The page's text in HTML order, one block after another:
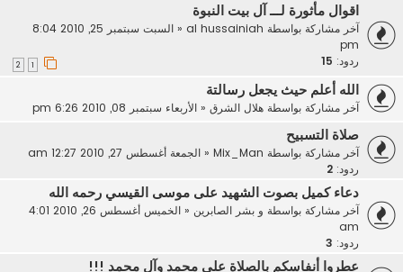
اقوال مأثورة لـــ آل بيت النبوة
آخر مشاركة بواسطة al hussainiah
«
السبت سبتمبر 25, 2010 8:04
pm
ردود: 15
الله أعلم حيث يجعل رسالتة
آخر مشاركة بواسطة هلال الشرق« الأربعاء سبتمبر 08, 2010 6:26 pm
صلاة التسبيح
آخر مشاركة بواسطة Mix_Man
« الجمعة أغسطس 27, 2010 12:27 am
ردود: 2
دعاء كميل بصوت الشهيد على موسى القيسي رحمه الله
آخر مشاركة بواسطة و بشر الصابرين«
الخميس أغسطس 26, 2010 4:01
am
ردود: 3
عطروا أنفاسكم بالصلاة على محمد وآل محمد !!!